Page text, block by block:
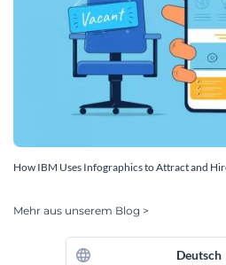
How IBM Uses Infographics to Attract and
Mehr aus unserem Blog >
Deutsch